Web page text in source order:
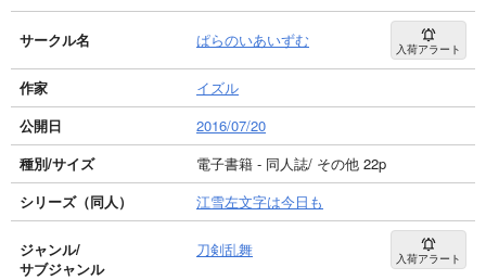
サークル名 ぱらのいあいずむ 入荷アラート
作家
イズル
公開日
2016/07/20
種別/サイズ
電子書籍 - 同人誌/ その他 22p
シリーズ（同人）
江雪左文字は今日も
ジャンル/
サブジャンル
刀剣乱舞 入荷アラート